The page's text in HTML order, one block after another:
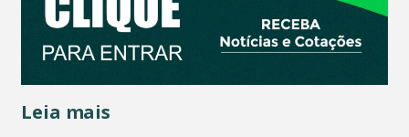
Leia mais